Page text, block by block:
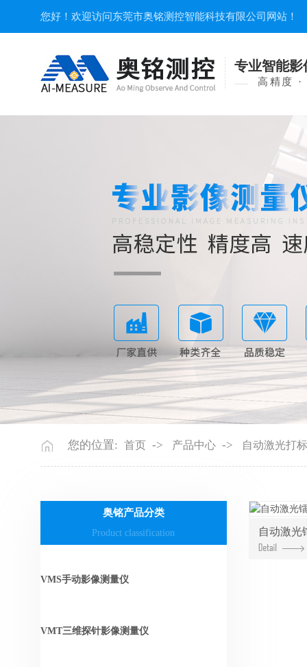
您好！欢迎访问东莞市奥铭测控智能科技有限公司网站！
专业智能
高精度 ·
您的位置: 首页 -> 产品中心 -> 自动激光打
奥铭产品分类
Product classification
VMS手动影像测量仪
VMT三维探针影像测量仪
自动激光